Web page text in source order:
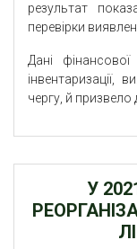
результат
перевірки
Дані
чергу, й призвело
У